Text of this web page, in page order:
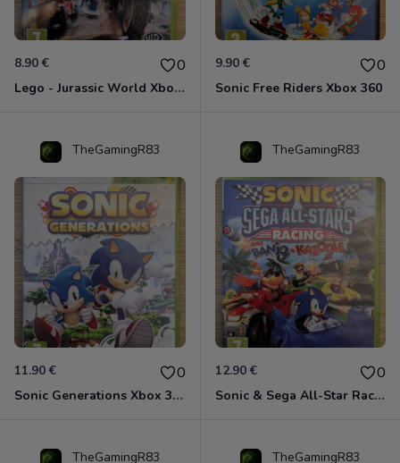
8.90 € 0
Lego - Jurassic World Xbox 360
9.90 € 0
Sonic Free Riders Xbox 360
TheGamingR83
11.90 € 0
Sonic Generations Xbox 360
TheGamingR83
12.90 € 0
Sonic & Sega All-Star Racing avec Banjo-Kazooie Xbox 360
TheGamingR83 TheGamingR83